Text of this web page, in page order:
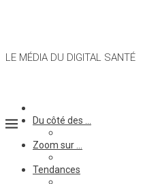
LE MÉDIA DU DIGITAL SANTÉ
Du côté des …
Zoom sur …
Tendances